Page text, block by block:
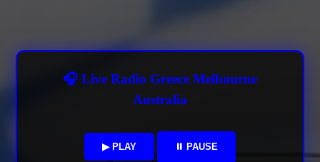
🎧 Live Radio Greece Melbourne
Australia
▶ PLAY ⏸ PAUSE